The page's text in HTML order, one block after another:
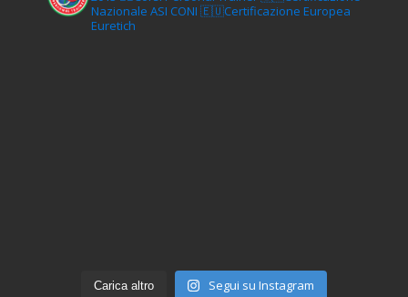
Nazionale ASI CONI 🇪🇺Certificazione Europea
Euretich
Carica altro Segui su Instagram